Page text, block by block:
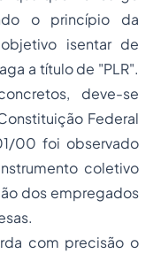
o princípio da
isentar de
a título de "PLR".
deve-se
Federal
00 foi observado
coletivo
dos empregados
com precisão o